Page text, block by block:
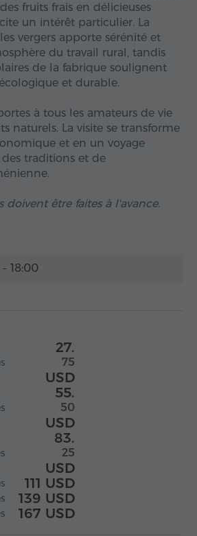
fruits frais en délicieuses
un intérêt particulier. La
vergers apporte sérénité et
du travail rural, tandis
de la fabrique soulignent
et durable.
à tous les amateurs de vie
naturels. La visite se transforme
et en un voyage
traditions et de
doivent être faites à l'avance.
18:00
27.
75
USD
55.
50
USD
83.
25
USD
111 USD
139 USD
167 USD